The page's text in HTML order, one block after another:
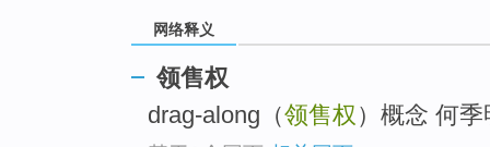
网络释义
领售权
drag-along（领售权 ）概念 何季